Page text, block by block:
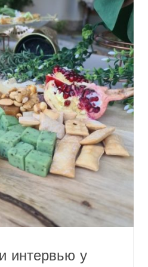
интервью у